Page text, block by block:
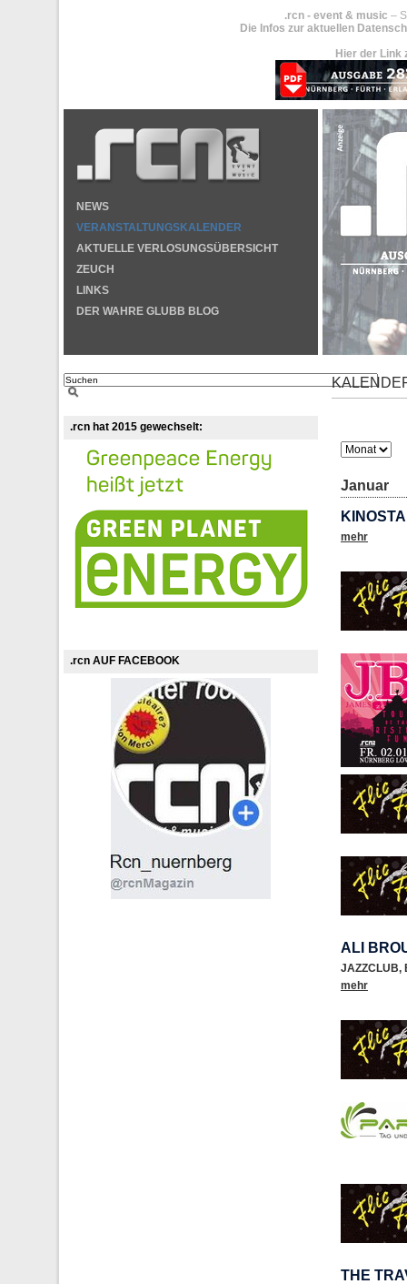
.rcn - event & music –
Die Infos zur aktuellen
Hier der Link
NEWS
VERANSTALTUNGSKALENDER
AKTUELLE VERLOSUNGSÜBERSICHT
ZEUCH
LINKS
DER WAHRE GLUBB BLOG
.rcn hat 2015 gewechselt:
.rcn AUF FACEBOOK
Januar
mehr
ALI
JAZZCLUB,
mehr
THE